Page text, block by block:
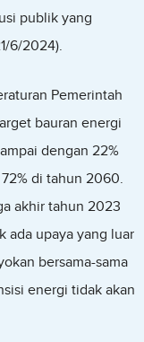
publik yang
6/2024).
Pemerintah
bauran energi
dengan 22%
di tahun 2060.
akhir tahun 2023
ada upaya yang luar
bersama-sama
energi tidak akan